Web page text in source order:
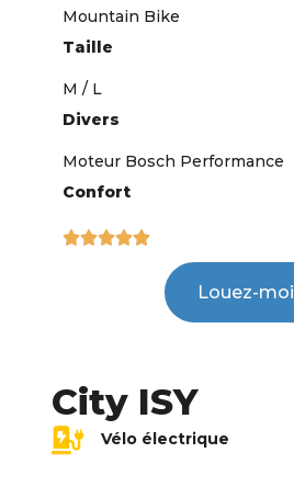
Mountain Bike
Taille
M / L
Divers
Moteur Bosch Performance
Confort

Louez-moi
City ISY
Vélo électrique